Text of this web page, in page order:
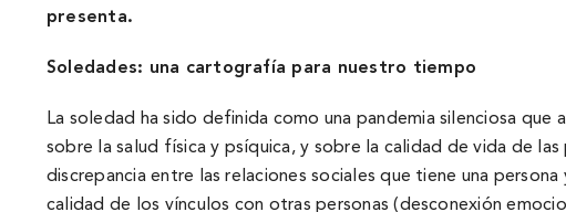
presenta.
Soledades: una cartografí­a para nuestro tiempo
La soledad ha sido definida como una pandemia silenciosa
sobre la salud fí­sica y psí­quica, y sobre la calidad de vida de
discrepancia entre las relaciones sociales que tiene una
calidad de los ví­nculos con otras personas (desconexión